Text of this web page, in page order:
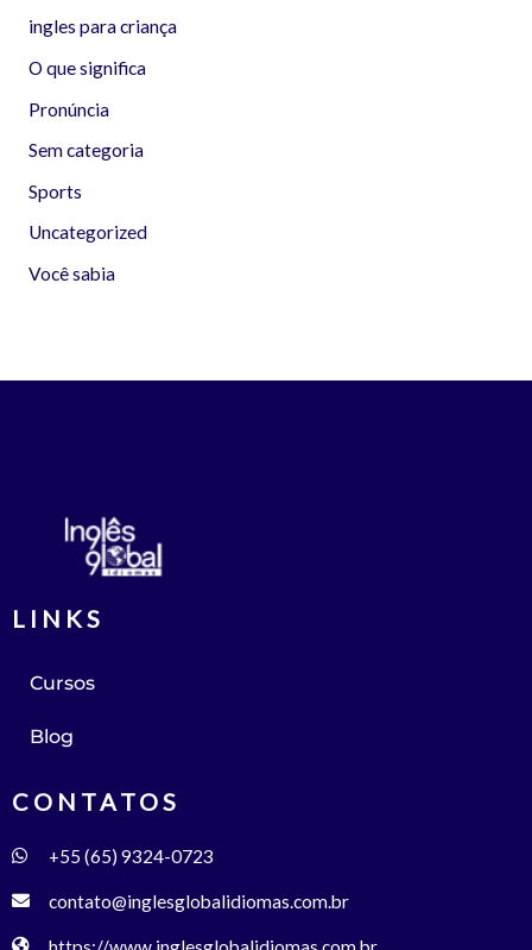
ingles para criança
O que significa
Pronúncia
Sem categoria
Sports
Uncategorized
Você sabia
LINKS
Cursos
Blog
CONTATOS
+55 (65) 9324-0723
contato@inglesglobalidiomas.com.br